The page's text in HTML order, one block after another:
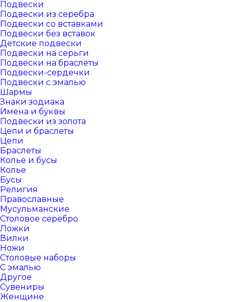
Подвески
Подвески из серебра
Подвески со вставками
Подвески без вставок
Детские подвески
Подвески на серьги
Подвески на браслеты
Подвески-сердечки
Подвески с эмалью
Шармы
Знаки зодиака
Имена и буквы
Подвески из золота
Цепи и браслеты
Цепи
Браслеты
Колье и бусы
Колье
Бусы
Религия
Православные
Мусульманские
Столовое серебро
Ложки
Вилки
Ножи
Столовые наборы
С эмалью
Другое
Сувениры
Женщине